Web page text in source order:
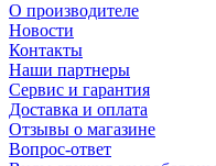
О производителе
Новости
Контакты
Наши партнеры
Сервис и гарантия
Доставка и оплата
Отзывы о магазине
Вопрос-ответ